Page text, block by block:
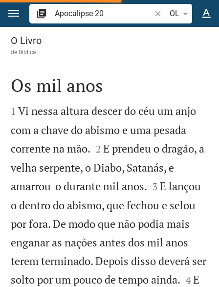
Ir para o conteúdo
Pesquise
OL
Apocalipse 20
O Livro
de Biblica

Os mil anos

1 Vi nessa altura descer do céu um anjo
com a chave do abismo e uma pesada
corrente na mão. 

2 E prendeu o dragão, a
velha serpente, o Diabo, Satanás, e
amarrou-o durante mil anos. 

3 E lançou-
o dentro do abismo, que fechou e selou
por fora. De modo que não podia mais
enganar as nações antes dos mil anos
terem terminado. Depois disso deverá ser
solto por um pouco de tempo ainda. 

4 E